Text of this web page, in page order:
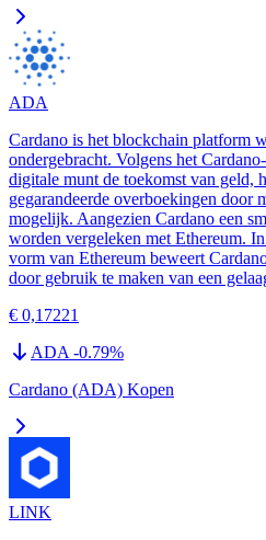
ADA
Cardano is het blockchain platform
ondergebracht. Volgens het
digitale munt de toekomst van geld,
gegarandeerde overboekingen door
mogelijk. Aangezien Cardano een
worden vergeleken met Ethereum.
vorm van Ethereum beweert
door gebruik te maken van een
€ 0,17221
ADA -0.79%
Cardano (ADA) Kopen
LINK